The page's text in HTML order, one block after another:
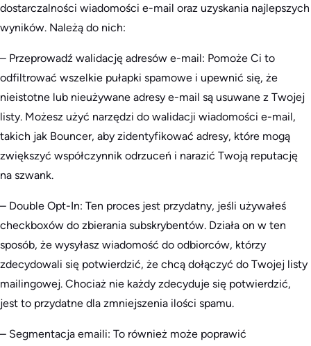
dostarczalności wiadomości e-mail oraz uzyskania najlepszych
wyników. Należą do nich:
– Przeprowadź walidację adresów e-mail: Pomoże Ci to
odfiltrować wszelkie pułapki spamowe i upewnić się, że
nieistotne lub nieużywane adresy e-mail są usuwane z Twojej
listy. Możesz użyć narzędzi do walidacji wiadomości e-mail,
takich jak Bouncer, aby zidentyfikować adresy, które mogą
zwiększyć współczynnik odrzuceń i narazić Twoją reputację
na szwank.
– Double Opt-In: Ten proces jest przydatny, jeśli używałeś
checkboxów do zbierania subskrybentów. Działa on w ten
sposób, że wysyłasz wiadomość do odbiorców, którzy
zdecydowali się potwierdzić, że chcą dołączyć do Twojej listy
mailingowej. Chociaż nie każdy zdecyduje się potwierdzić,
jest to przydatne dla zmniejszenia ilości spamu.
– Segmentacja emaili: To również może poprawić